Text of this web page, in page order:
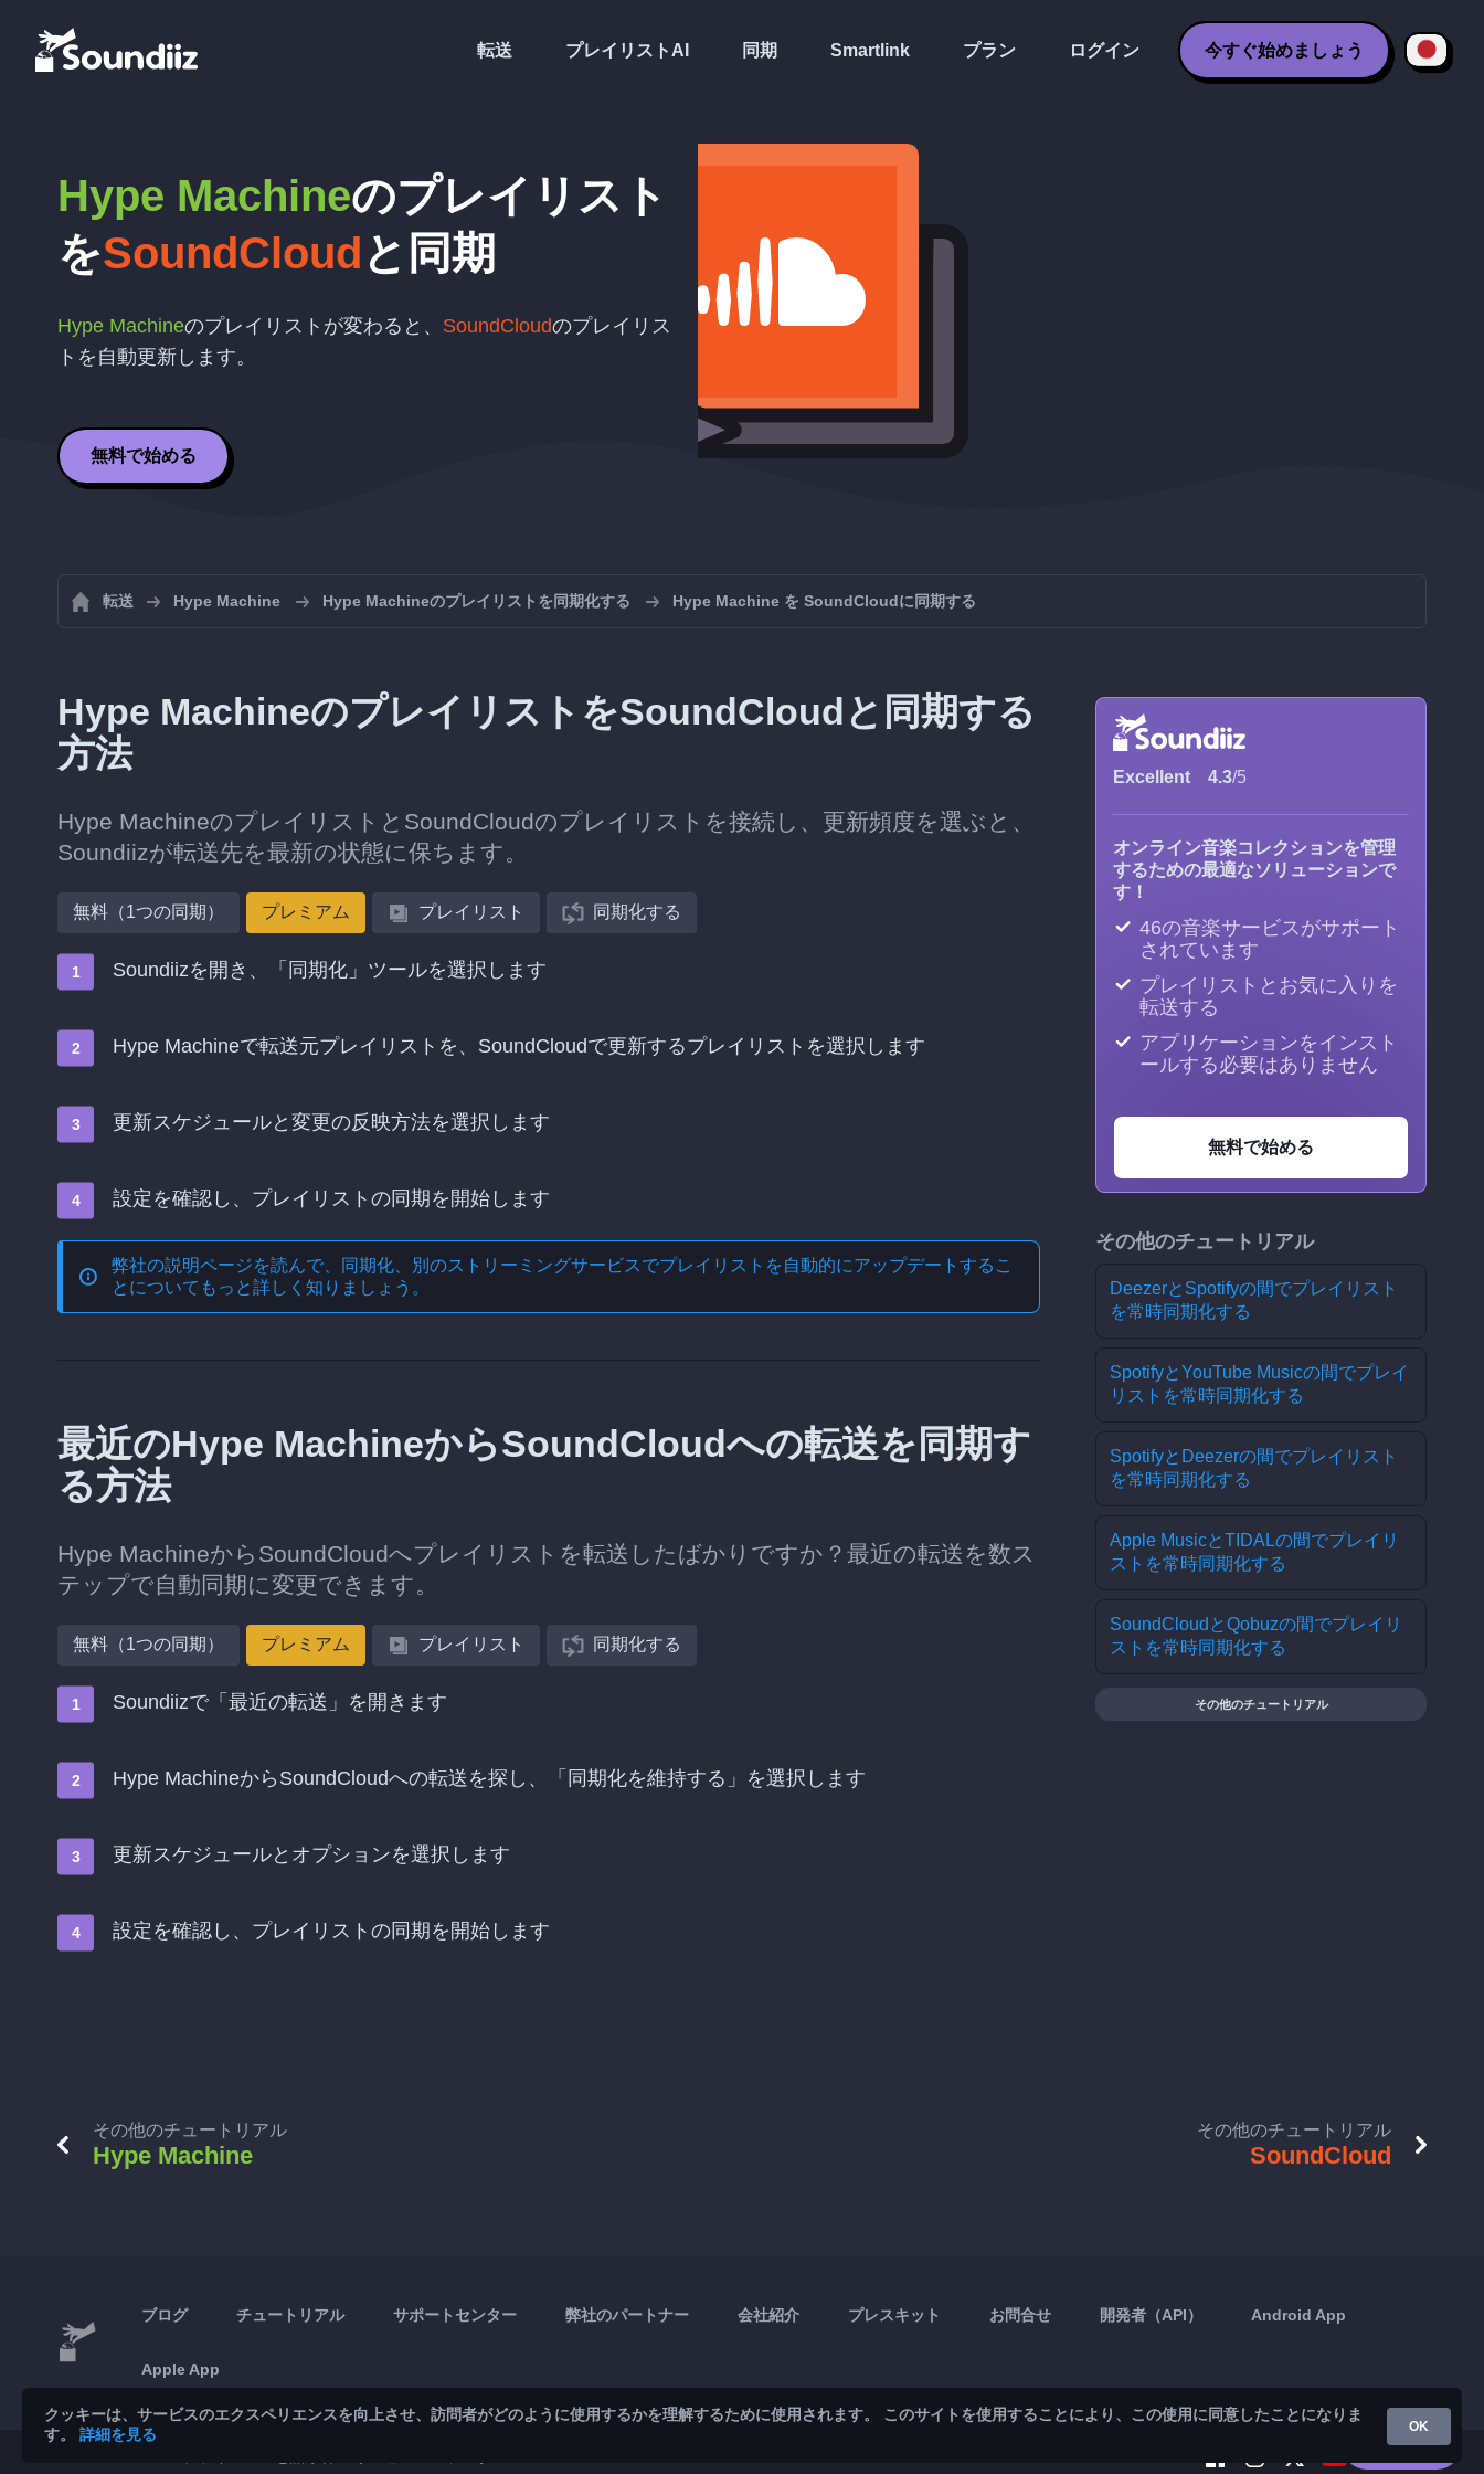
転送 プレイリストAI 同期 Smartlink プラン ログイン 今すぐ始めましょう
Hype Machineのプレイリスト
をSoundCloud と同期
Hype Machineのプレイリストが変わると、 SoundCloudのプレイリス
トを自動更新します。
無料で始める
転送 Hype Machine Hype Machineのプレイリストを同期化する Hype Machine を SoundCloudに同期する
Hype MachineのプレイリストをSoundCloudと同期する
方法
Hype MachineのプレイリストとSoundCloudのプレイリストを接続し、更新頻度を選ぶと、
Soundiizが転送先を最新の状態に保ちます。
無料（1つの同期） プレミアム プレイリスト 同期化する
Soundiizを開き、「同期化」ツールを選択します
Hype Machineで転送元プレイリストを、SoundCloudで更新するプレイリストを選択します
更新スケジュールと変更の反映方法を選択します
設定を確認し、プレイリストの同期を開始します
弊社の説明ページを読んで、 同期化、別のストリーミングサービスでプレイリストを自動的にアップデートする こ
とについてもっと詳しく知りましょう。
最近のHype MachineからSoundCloudへの転送を同期す
る方法
Hype MachineからSoundCloudへプレイリストを転送したばかりですか？最近の転送を数ス
テップで自動同期に変更できます。
無料（1つの同期） プレミアム プレイリスト 同期化する
Soundiizで「最近の転送」を開きます
Hype MachineからSoundCloudへの転送を探し、「同期化を維持する」を選択します
更新スケジュールとオプションを選択します
設定を確認し、プレイリストの同期を開始します
Excellent 4.3/5
オンライン音楽コレクションを管理
するための最適なソリューションで
す！
46の音楽サービスがサポート
されています
プレイリストとお気に入りを
転送する
アプリケーションをインスト
ールする必要はありません
無料で始める
その他のチュートリアル
DeezerとSpotifyの間でプレイリスト
を常時同期化する
SpotifyとYouTube Musicの間でプレイ
リストを常時同期化する
SpotifyとDeezerの間でプレイリスト
を常時同期化する
Apple MusicとTIDALの間でプレイリ
ストを常時同期化する
SoundCloudとQobuzの間でプレイリ
ストを常時同期化する
その他のチュートリアル
その他のチュートリアル
Hype Machine
その他のチュートリアル
SoundCloud
ブログ チュートリアル サポートセンター 弊社のパートナー 会社紹介 プレスキット お問合せ 開発者（API） Android App
Apple App
クッキーは、サービスのエクスペリエンスを向上させ、訪問者がどのように使用するかを理解するために使用されます。 このサイトを使用することにより、この使用に同意したことになりま
す。 詳細を見る OK